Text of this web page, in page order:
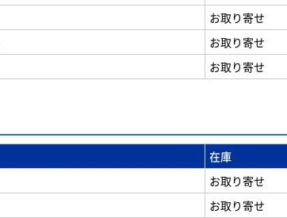
お取り寄せ
お取り寄せ
お取り寄せ
在庫
お取り寄せ
お取り寄せ